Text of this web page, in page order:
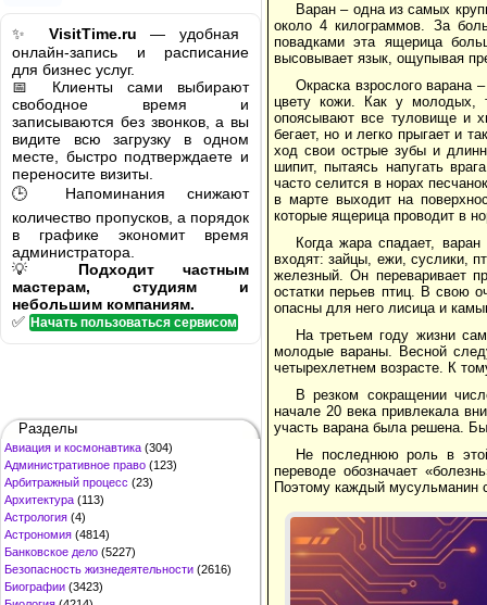
✨ VisitTime.ru — удобная
онлайн-запись и расписание
для бизнес услуг.
📅 Клиенты сами выбирают
свободное время и
записываются без звонков, а вы
видите всю загрузку в одном
месте, быстро подтверждаете и
переносите визиты.
🕒 Напоминания снижают
количество пропусков, а порядок
в графике экономит время
администратора.
💡 Подходит частным
мастерам, студиям и
небольшим компаниям.
✅ Начать пользоваться сервисом
Разделы
Авиация и космонавтика (304)
Административное право (123)
Арбитражный процесс (23)
Архитектура (113)
Астрология (4)
Астрономия (4814)
Банковское дело (5227)
Безопасность жизнедеятельности (2616)
Биографии (3423)
Варан – одна из самых
около 4 килограммов. За
повадками эта ящерица
высовывает язык, ощупывая
Окраска взрослого варана
цвету кожи. Как у молодых,
опоясывают все туловище и
бегает, но и легко прыгает и
ход свои острые зубы и
шипит, пытаясь напугать
часто селится в норах
в марте выходит на
которые ящерица проводит в
Когда жара спадает,
входят: зайцы, ежи, суслики,
железный. Он переваривает
остатки перьев птиц. В свою
опасны для него лисица и
На третьем году жизни
молодые вараны. Весной
четырехлетнем возрасте. К
В резком сокращении
начале 20 века привлекала
участь варана была решена.
Не последнюю роль в
переводе обозначает
Поэтому каждый мусульманин